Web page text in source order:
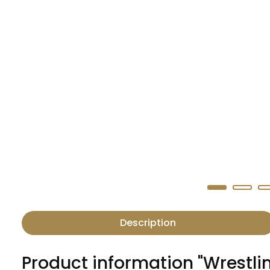
Description
Product information